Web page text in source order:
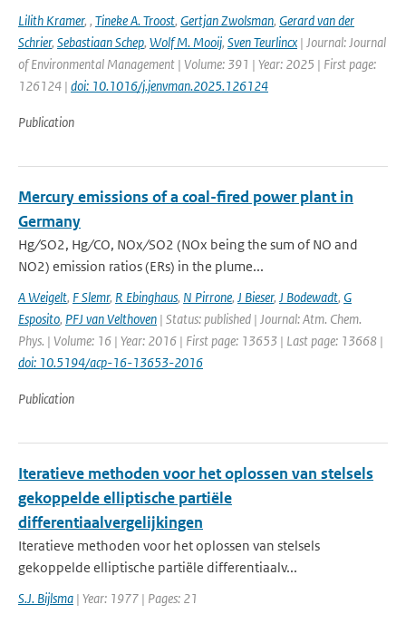
Lilith Kramer, , Tineke A. Troost, Gertjan Zwolsman, Gerard van der
Schrier, Sebastiaan Schep, Wolf M. Mooij, Sven Teurlincx | Journal: Journal
of Environmental Management | Volume: 391 | Year: 2025 | First page:
126124 | doi: 10.1016/j.jenvman.2025.126124
Publication
Mercury emissions of a coal-fired power plant in
Germany
Hg ∕ SO2, Hg ∕ CO, NOx ∕ SO2 (NOx being the sum of NO and
NO2) emission ratios (ERs) in the plume...
A Weigelt, F Slemr, R Ebinghaus, N Pirrone, J Bieser, J Bodewadt, G
Esposito, PFJ van Velthoven | Status: published | Journal: Atm. Chem.
Phys. | Volume: 16 | Year: 2016 | First page: 13653 | Last page: 13668 |
doi: 10.5194/acp-16-13653-2016
Publication
Iteratieve methoden voor het oplossen van stelsels
gekoppelde elliptische partiële
differentiaalvergelijkingen
Iteratieve methoden voor het oplossen van stelsels
gekoppelde elliptische partiële differentiaalv...
S.J. Bijlsma | Year: 1977 | Pages: 21